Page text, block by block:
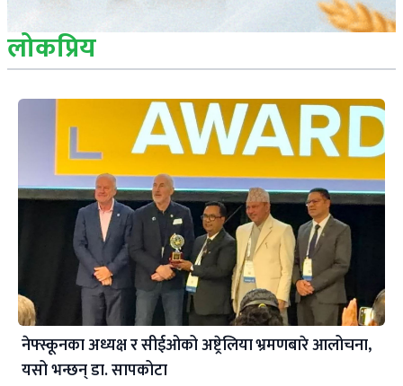
लोकप्रिय
नेफ्स्कूनका अध्यक्ष र सीईओको अष्ट्रेलिया भ्रमणबारे आलोचना,
यसो भन्छन् डा‍. सापकोटा